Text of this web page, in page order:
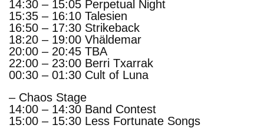
14:30 – 15:05 Perpetual Night
15:35 – 16:10 Talesien
16:50 – 17:30 Strikeback
18:20 – 19:00 Vhäldemar
20:00 – 20:45 TBA
22:00 – 23:00 Berri Txarrak
00:30 – 01:30 Cult of Luna
– Chaos Stage
14:00 – 14:30 Band Contest
15:00 – 15:30 Less Fortunate Songs